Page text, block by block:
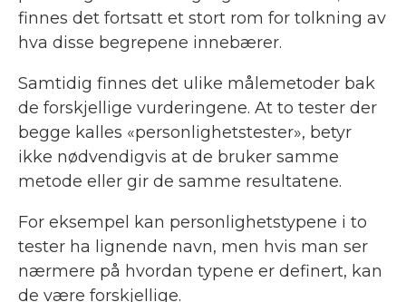
finnes det fortsatt et stort rom for tolkning av
hva disse begrepene innebærer.
Samtidig finnes det ulike målemetoder bak
de forskjellige vurderingene. At to tester der
begge kalles «personlighetstester», betyr
ikke nødvendigvis at de bruker samme
metode eller gir de samme resultatene.
For eksempel kan personlighetstypene i to
tester ha lignende navn, men hvis man ser
nærmere på hvordan typene er definert, kan
de være forskjellige.